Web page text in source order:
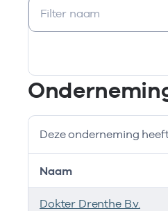
Deze onderneming
Naam
Dokter Drenthe B.v.